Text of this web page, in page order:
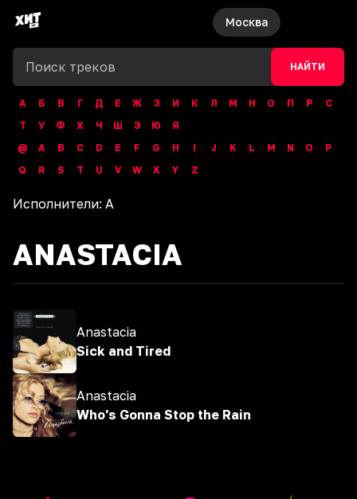
Москва
НАЙТИ
А Б В Г Д Е Ж З И К Л М Н О П Р
С
Т
У Ф Х Ч Ш Э Ю
Я
@
A B C D E F G H I J K L M N O
P
Q
R S T U V W X Y Z
Исполнители: A
ANASTACIA
Anastacia
Sick and Tired
Anastacia
Who's Gonna Stop the Rain